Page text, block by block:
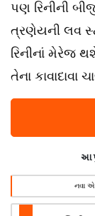
પણ રિનીની
ત્રણેયની લવ
રિનીનાં મેરેજ
તેના
આ
નવા